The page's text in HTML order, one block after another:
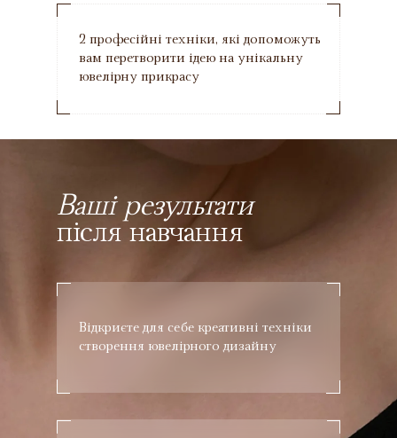
2 професійні техніки, які допоможуть
вам перетворити ідею на унікальну
ювелірну прикрасу
Ваші результати
після навчання
Відкриєте для себе креативні техніки
створення ювелірного дизайну